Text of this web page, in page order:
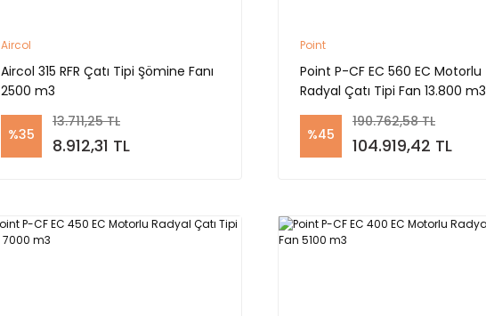
Aircol
Aircol 315 RFR Çatı Tipi Şömine Fanı
2500 m3
%35
13.711,25 TL
8.912,31 TL
Point
Point P-CF EC 560 EC Motorlu
Radyal Çatı Tipi Fan 13.800 m3
%45
190.762,58 TL
104.919,42 TL